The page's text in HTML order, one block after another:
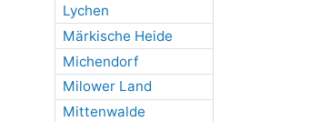
Lychen
Märkische Heide
Michendorf
Milower Land
Mittenwalde